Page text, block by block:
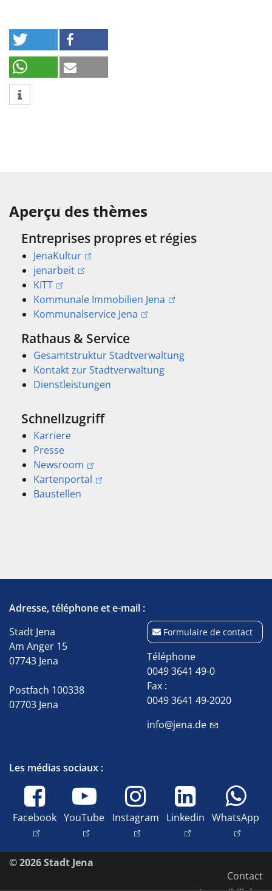
Aperçu des thèmes
Entreprises propres et régies
JenaKultur
jenarbeit
KITT
Kommunale Immobilien Jena
Kommunalservice Jena
Rathaus & Service
Gesamtstruktur Stadtverwaltung
Kontakt zur Stadtverwaltung
Dienstleistungen
Schnellzugriff
Karriere
Presse
Newsroom
Kartenportal
Baustellen
Adresse, téléphone et e-mail :
Stadt Jena
Am Anger 15
07743 Jena
Postfach 100338
07703 Jena
Formulaire de contact
Téléphone
0049 3641 49-0
Fax :
0049 3641 49-2020
info@jena.de
Les médias sociaux :
Facebook YouTube Instagram Linkedin WhatsApp
© 2026 Stadt Jena
Contact